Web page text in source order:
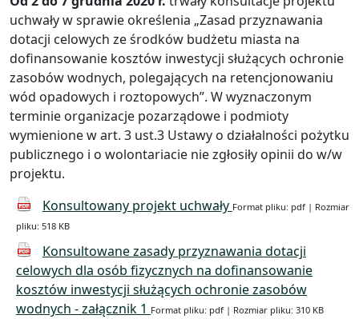
uchwały w sprawie określenia „Zasad przyznawania
dotacji celowych ze środków budżetu miasta na
dofinansowanie kosztów inwestycji służących ochronie
zasobów wodnych, polegających na retencjonowaniu
wód opadowych i roztopowych”. W wyznaczonym
terminie organizacje pozarządowe i podmioty
wymienione w art. 3 ust.3 Ustawy o działalności pożytku
publicznego i o wolontariacie nie zgłosiły opinii do w/w
projektu.
Konsultowany projekt uchwały Format pliku: pdf | Rozmiar
pliku: 518 KB
Konsultowane zasady przyznawania dotacji
celowych dla osób fizycznych na dofinansowanie
kosztów inwestycji służących ochronie zasobów
wodnych - załącznik 1 Format pliku: pdf | Rozmiar pliku: 310 KB